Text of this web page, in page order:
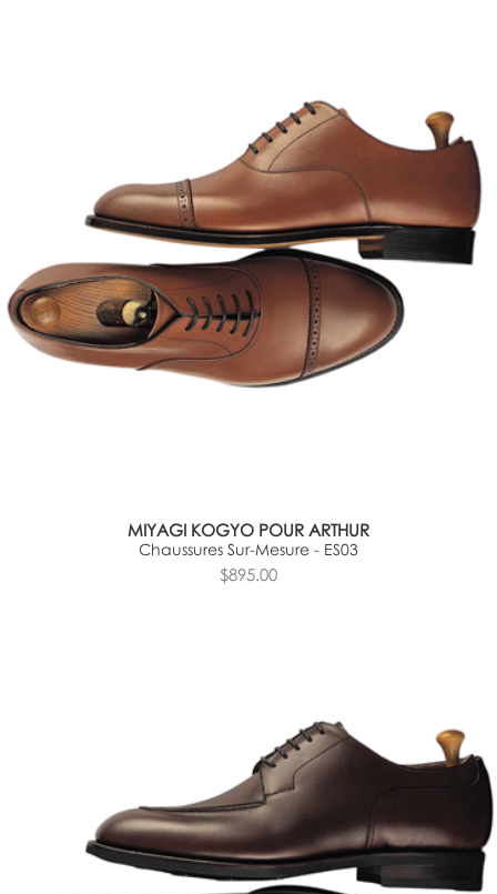
MIYAGI KOGYO POUR ARTHUR
Chaussures Sur-Mesure - ES03
$895.00